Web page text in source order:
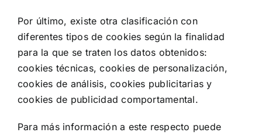
Por último, existe otra clasificación con
diferentes tipos de cookies según la finalidad
para la que se traten los datos obtenidos:
cookies técnicas, cookies de personalización,
cookies de análisis, cookies publicitarias y
cookies de publicidad comportamental.
Para más información a este respecto puede